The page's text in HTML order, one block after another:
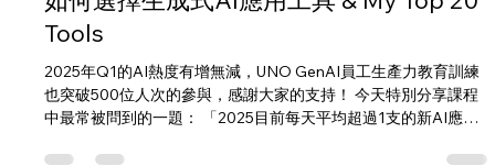
Load video